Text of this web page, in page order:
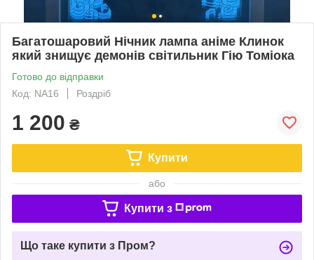
Багатошаровий Нічник лампа аніме Клинок
який знищує демонів світильник Гію Томіока
Готово до відправки
Код: NA16
Роздріб
1 200 ₴
Купити
або
Купити з
Що таке купити з Пром?